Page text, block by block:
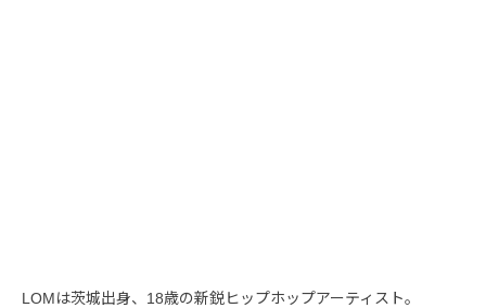
LOMは茨城出身、18歳の新鋭ヒップホップアーティスト。